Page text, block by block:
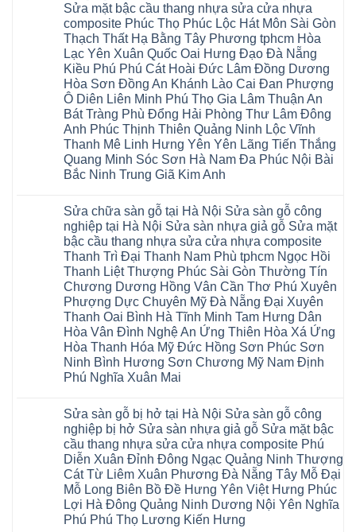
su
IXPE
Hưng
Yên
Sài
Gòn
Ân
Thi
Hoàng
Mai
Hào
Tiên
Lữ
Từ
Liêm
Phù
Cừ
Thanh
Xuân
Kim
Động
Văn
Giang
Cầu
Giấy
Văn
Lâm
tphcm
Khoái
Châu
Ziccos
Flortex
black
Hobi
wood
Glotex
Kosmos
Hobi
wood
Charm
wood
đế
cao
su
IXPE
Phú
Trì
Thanh
Xuân
Đoan
Hùng
Thanh
Ba
Giấy
Hạ
Hòa
Cẩm
Khê
Tây
Hồ
Yên
Lập
Thanh
Ninh
hưng
yên
Lâm
Thao
Tam
Nông
hải
phòng
Thanh
Thủy
sàn
giả
cong
vênh
Sửa
mặt
bậc
cầu
thang
nhựa
sửa
cửa
composite
tpHCM
Hoài
Đức
Bình
Dương
Thủ
Đức
Thanh
Xuân
Thái
Nguyên
Phú
Thọ
Bắc
Giang
Long
Biên
Hải
Dương
Bắc
Ninh
Gia
Lâm
Nam
Hà
Nội
Hưng
Yên
Đông
Anh
Sửa
sàn
gỗ
cong
vênh
tại
Hà
Nội
Sửa
sàn
gỗ
công
nghiệp
tại
Hà
Nội
nhựa
giả
gỗ
cong
vênh
Sửa
mặt
bậc
cầu
thang
nhựa
sửa
cửa
nhựa
composite
hoài
đức
đan
thanh
ứng
hòa
long
biên
sài
gòn
đông
anh
sóc
sơn
Sửa mặt bậc cầu thang nhựa sửa cửa nhựa
composite Phúc Thọ Phúc Lộc Hát Môn Sài Gòn
Thạch Thất Hạ Bằng Tây Phương tphcm Hòa
Lạc Yên Xuân Quốc Oai Hưng Đạo Đà Nẵng
Kiều Phú Phú Cát Hoài Đức Lâm Đồng Dương
Hòa Sơn Đồng An Khánh Lào Cai Đan Phượng
Ô Diên Liên Minh Phú Thọ Gia Lâm Thuận An
Bát Tràng Phù Đổng Hải Phòng Thư Lâm Đông
Anh Phúc Thịnh Thiên Quảng Ninh Lộc Vĩnh
Thanh Mê Linh Hưng Yên Yên Lãng Tiến Thắng
Quang Minh Sóc Sơn Hà Nam Đa Phúc Nội Bài
Bắc Ninh Trung Giã Kim Anh
bình
luận
ở
Sửa
chữa
sàn
bị
phồng
tại
Hà
Sửa
sàn
gỗ
công
nghiệp
Nội
Sửa
sàn
nhựa
giả
gỗ
Sửa
mặt
bậc
cầu
thang
nhựa
Sửa chữa sàn gỗ tại Hà Nội Sửa sàn gỗ công
nghiệp tại Hà Nội Sửa sàn nhựa giả gỗ Sửa mặt
bậc cầu thang nhựa sửa cửa nhựa composite
Thanh Trì Đại Thanh Nam Phù tphcm Ngọc Hồi
Thanh Liệt Thượng Phúc Sài Gòn Thường Tín
Chương Dương Hồng Vân Cần Thơ Phú Xuyên
Phượng Dực Chuyên Mỹ Đà Nẵng Đại Xuyên
Thanh Oai Bình Hà Tĩnh Minh Tam Hưng Dân
Hòa Vân Đình Nghệ An Ứng Thiên Hòa Xá Ứng
Hòa Thanh Hóa Mỹ Đức Hồng Sơn Phúc Sơn
Ninh Bình Hương Sơn Chương Mỹ Nam Định
Phú Nghĩa Xuân Mai
bình
luận
ở
Sửa
chữa
sàn
gỗ
tại
Hà
Nội
Sửa
Sửa sàn gỗ bị hở tại Hà Nội Sửa sàn gỗ công
nghiệp bị hở Sửa sàn nhựa giả gỗ Sửa mặt bậc
cầu thang nhựa sửa cửa nhựa composite Phú
Diễn Xuân Đỉnh Đông Ngạc Quảng Ninh Thượng
Cát Từ Liêm Xuân Phương Đà Nẵng Tây Mỗ Đại
Mỗ Long Biên Bồ Đề Hưng Yên Việt Hưng Phúc
Lợi Hà Đông Quảng Ninh Dương Nội Yên Nghĩa
Phú Phú Thọ Lương Kiến Hưng